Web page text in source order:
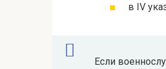
в IV
Если